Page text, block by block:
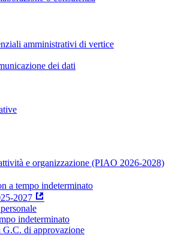
amministrativi di vertice
dei dati
e organizzazione (PIAO 2026-2028)
a tempo indeterminato
2027
indeterminato
di approvazione